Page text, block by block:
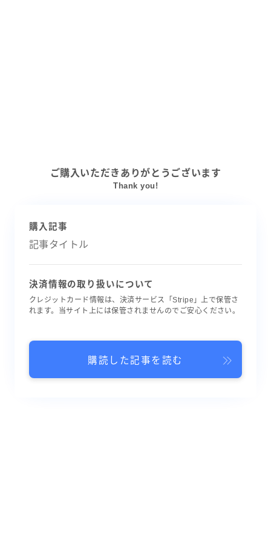
ご購入いただきありがとうございます
Thank you!
購入記事
記事タイトル
決済情報の取り扱いについて
クレジットカード情報は、決済サービス「Stripe」上で保管さ
れます。当サイト上には保管されませんのでご安心ください。
購読した記事を読む